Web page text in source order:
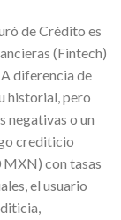
de Crédito es
(Fintech)
diferencia de
historial, pero
negativas o un
crediticio
con tasas
el usuario